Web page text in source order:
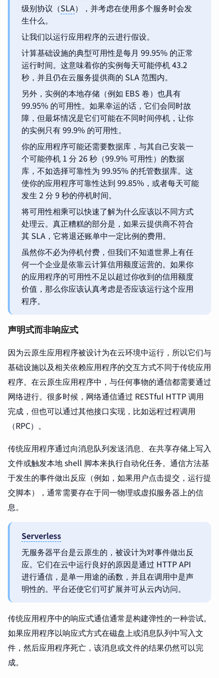
级别协议（SLA），并考虑在使用多个服务时会发
生什么。
让我们以运行应用程序的云进行假设。
计算基础设施的典型可用性是每月 99.95% 的正常
运行时间。这意味着你的实例每天可能停机 43.2
秒，并且仍在云服务提供商的 SLA 范围内。
另外，实例的本地存储（例如 EBS 卷）也具有
99.95% 的可用性。如果幸运的话，它们会同时故
障，但最坏情况是它们可能在不同时间停机，让你
的实例只有 99.9% 的可用性。
你的应用程序可能还需要数据库，与其自己安装一
个可能停机 1 分 26 秒（99.9% 可用性）的数据
库，不如选择可靠性为 99.95% 的托管数据库。这
使你的应用程序可靠性达到 99.85%，或者每天可能
发生 2 分 9 秒的停机时间。
将可用性相乘可以快速了解为什么应该以不同方式
处理云。真正糟糕的部分是，如果云提供商不符合
其 SLA，它将退还账单中一定比例的费用。
虽然你不必为停机付费，但我们不知道世界上有任
何一个企业是依靠云计算信用额度运营的。如果你
的应用程序的可用性不足以超过你收到的信用额度
价值，那么你应该认真考虑是否应该运行这个应用
程序。
声明式而非响应式
因为云原生应用程序被设计为在云环境中运行，所以它们与
基础设施以及相关依赖应用程序的交互方式不同于传统应用
程序。在云原生应用程序中，与任何事物的通信都需要通过
网络进行。很多时候，网络通信通过 RESTful HTTP 调用
完成，但也可以通过其他接口实现，比如远程过程调用
（RPC）。
传统应用程序通过向消息队列发送消息、在共享存储上写入
文件或触发本地 shell 脚本来执行自动化任务。通信方法基
于发生的事件做出反应（例如，如果用户点击提交，运行提
交脚本），通常需要存在于同一物理或虚拟服务器上的信
息。
Serverless
无服务器平台是云原生的，被设计为对事件做出反
应。它们在云中运行良好的原因是通过 HTTP API
进行通信，是单一用途的函数，并且在调用中是声
明性的。平台还使它们可扩展并可从云内访问。
传统应用程序中的响应式通信通常是构建弹性的一种尝试。
如果应用程序以响应式方式在磁盘上或消息队列中写入文
件，然后应用程序死亡，该消息或文件的结果仍然可以完
成。